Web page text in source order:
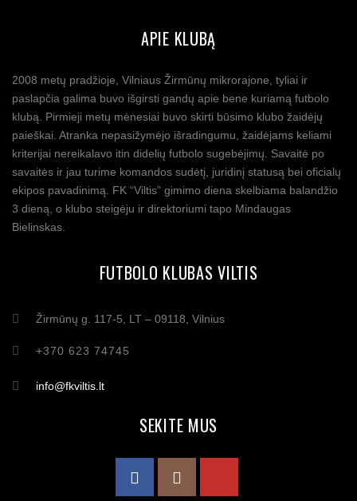
APIE KLUBĄ
2008 metų pradžioje, Vilniaus Žirmūnų mikrorajone, tyliai ir
paslapčia galima buvo išgirsti gandų apie bene kuriamą futbolo
klubą. Pirmieji metų mėnesiai buvo skirti būsimo klubo žaidėjų
paieškai. Atranka nepasižymėjo išradingumu, žaidėjams keliami
kriterijai nereikalavo itin didelių futbolo sugebėjimų. Savaitė po
savaitės ir jau turime komandos sudėtį, juridinį statusą bei oficialų
ekipos pavadinimą. FK “Viltis” gimimo diena skelbiama balandžio
3 dieną, o klubo steigėju ir direktoriumi tapo Mindaugas
Bielinskas.
FUTBOLO KLUBAS VILTIS
Žirmūnų g. 117-5, LT – 09118, Vilnius
+370 623 74745
info@fkviltis.lt
SEKITE MUS